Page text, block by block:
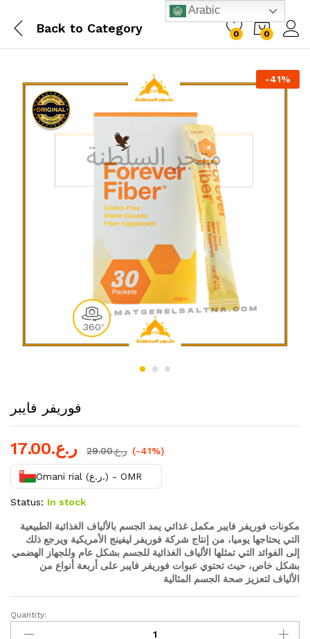
Back to Category 0 0
-41%
360 0
فوريفر فايبر
ر.ع.17.00 ر.ع.29.00 (-41%)
Omani rial (ر.ع.) - OMR
Status: In stock
مكونات فوريفر فايبر مكمل غذائي يمد الجسم بالألياف الغذائية الطبيعية
التي يحتاجها يوميا، من إنتاج شركة فوريفر ليفينج الأمريكية ويرجع ذلك
إلى الفوائد التي تمثلها الألياف الغذائية للجسم بشكل عام وللجهاز الهضمي
بشكل خاص، حيث تحتوي عبوات فوريفر فايبر على أربعة أنواع من
الألياف لتعزيز صحة الجسم المثالية
فوريفر
فايبر
Quantity:
Arabic